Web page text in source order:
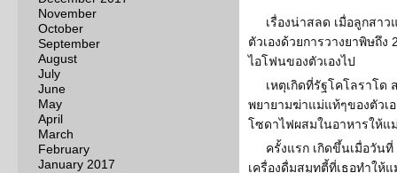
November
October
September
August
July
June
May
April
March
February
January 2017
เรื่องน่าสลด เมื่อลูกสา
ตัวเองด้วยการวางยาพิษถึง
ไอโฟนของตัวเองไป
เหตุเกิดที่รัฐโคโลราโด
พยายามฆ่าแม่แท้ๆของตัวเ
โซดาไฟผสมในอาหารให้แ
ครั้งแรก เกิดขึ้นเมื่อวัน
เครื่องดื่มสมูทตี้ที่เธอทำให้